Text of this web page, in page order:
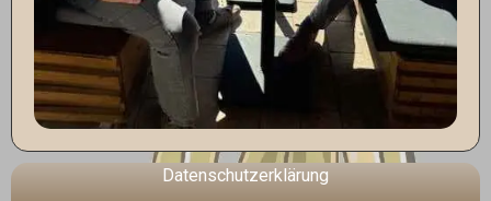
Datenschutzerklärung